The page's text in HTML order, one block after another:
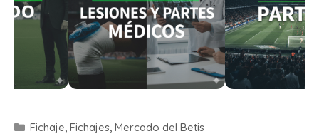
Fichaje, Fichajes, Mercado del Betis